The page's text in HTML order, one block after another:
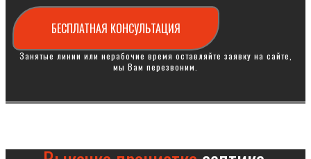
БЕСПЛАТНАЯ КОНСУЛЬТАЦИЯ
Занятые линии или нерабочие время оставляйте заявку на сайте,
мы Вам перезвоним.